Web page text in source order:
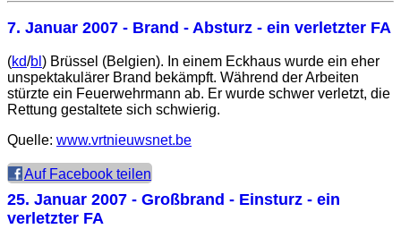
7. Januar 2007 - Brand - Absturz - ein verletzter FA
(kd/bl ) Brüssel (Belgien). In einem Eckhaus wurde ein eher
unspektakulärer Brand bekämpft. Während der Arbeiten
stürzte ein Feuerwehrmann ab. Er wurde schwer verletzt, die
Rettung gestaltete sich schwierig.
Quelle: www.vrtnieuwsnet.be
Auf Facebook teilen
25. Januar 2007 - Großbrand - Einsturz - ein
verletzter FA